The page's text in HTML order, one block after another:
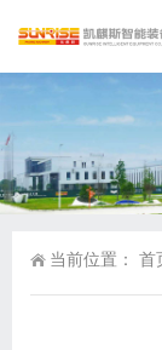
当前位置： 首